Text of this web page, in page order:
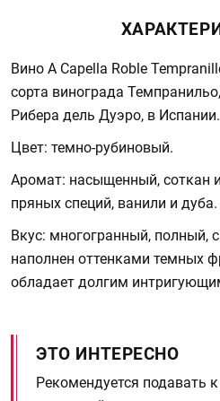
Вино A Capella Roble
сорта винограда
Рибера дель Дуэро, в Испании.
Цвет: темно-рубиновый.
Аромат: насыщенный, соткан
пряных специй, ванили и дуба.
Вкус: многогранный, полный,
наполнен оттенками темных
обладает долгим
ЭТО ИНТЕРЕСНО
Рекомендуется подавать